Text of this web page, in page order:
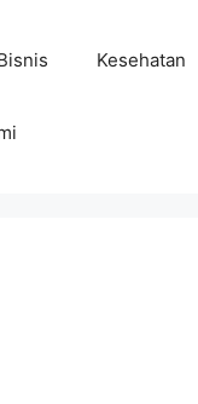
Kesehatan